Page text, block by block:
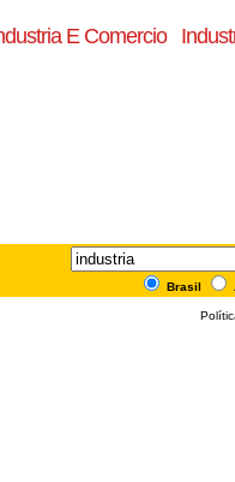
E Comercio
Brasil